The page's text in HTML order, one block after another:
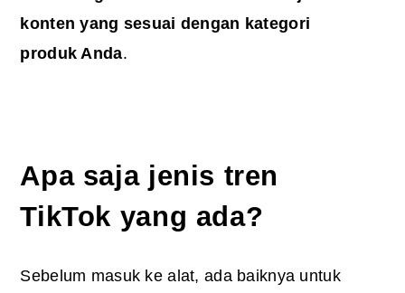
konten yang sesuai dengan kategori
produk Anda.
Apa saja jenis tren
TikTok yang ada?
Sebelum masuk ke alat, ada baiknya untuk